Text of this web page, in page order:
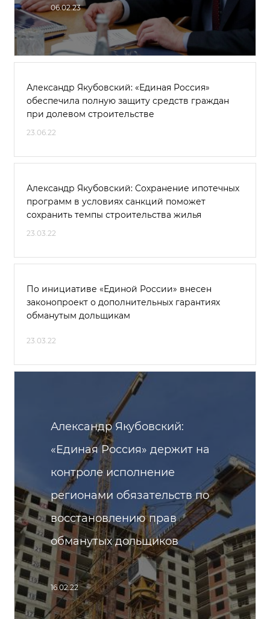
06.02.23
Александр Якубовский: «Единая Россия»
обеспечила полную защиту средств граждан
при долевом строительстве
23.06.22
Александр Якубовский: Сохранение ипотечных
программ в условиях санкций поможет
сохранить темпы строительства жилья
23.03.22
По инициативе «Единой России» внесен
законопроект о дополнительных гарантиях
обманутым дольщикам
23.03.22
Александр Якубовский:
«Единая Россия» держит на
контроле исполнение
регионами обязательств по
восстановлению прав
обманутых дольщиков
16.02.22